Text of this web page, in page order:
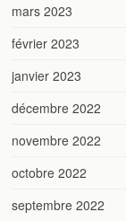
mars 2023
février 2023
janvier 2023
décembre 2022
novembre 2022
octobre 2022
septembre 2022